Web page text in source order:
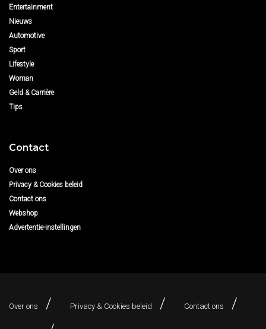
Entertainment
Nieuws
Automotive
Sport
Lifestyle
Woman
Geld & Carrière
Tips
Contact
Over ons
Privacy & Cookies beleid
Contact ons
Webshop
Advertentie-instellingen
Over ons Privacy & Cookies beleid Contact ons